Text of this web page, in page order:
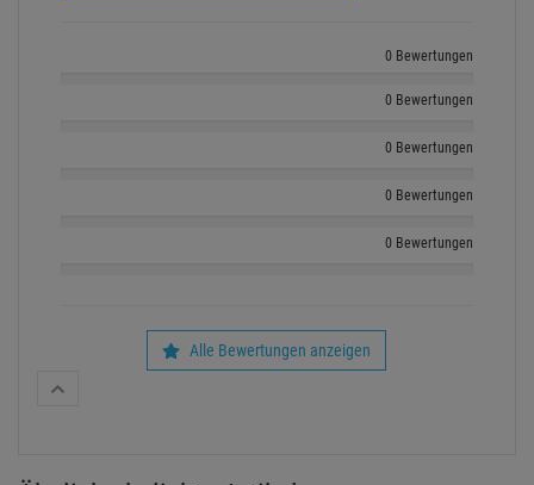
0 Bewertungen
0 Bewertungen
0 Bewertungen
0 Bewertungen
0 Bewertungen
Alle Bewertungen anzeigen